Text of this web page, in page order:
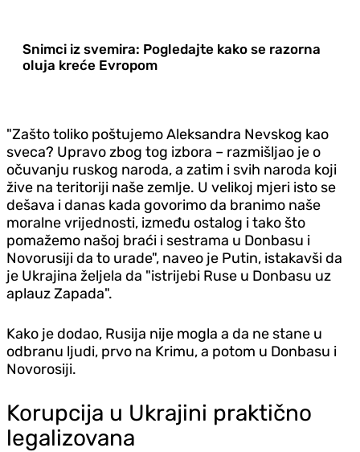
Snimci iz svemira: Pogledajte kako se razorna
oluja kreće Evropom
"Zašto toliko poštujemo Aleksandra Nevskog kao
sveca? Upravo zbog tog izbora – razmišljao je o
očuvanju ruskog naroda, a zatim i svih naroda koji
žive na teritoriji naše zemlje. U velikoj mjeri isto se
dešava i danas kada govorimo da branimo naše
moralne vrijednosti, između ostalog i tako što
pomažemo našoj braći i sestrama u Donbasu i
Novorusiji da to urade", naveo je Putin, istakavši da
je Ukrajina željela da "istrijebi Ruse u Donbasu uz
aplauz Zapada".
Kako je dodao, Rusija nije mogla a da ne stane u
odbranu ljudi, prvo na Krimu, a potom u Donbasu i
Novorosiji.
Korupcija u Ukrajini praktično
legalizovana